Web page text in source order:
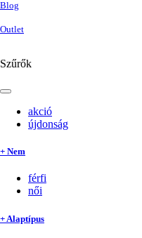
Blog
Outlet
Szűrők
akció
újdonság
+ Nem
férfi
női
+ Alaptípus